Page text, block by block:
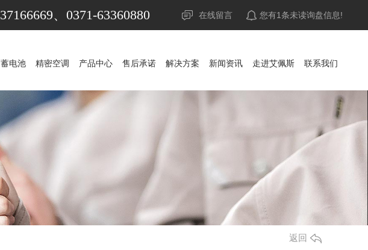
、0371-63360880 在线留言 您有1条未读询盘信息!
蓄电池
蓄电池
精密空调
精密空调
产品中心
产品中心
电源 UPS电源
山特UPS电源 山特UPS电源
科士达UPS电源
施耐德UPS电源
电池
耐力赛蓄电池
空调
维谛艾默生精密空调 维谛艾默生精密空调
压器 稳压器
雷器
售后承诺
售后承诺
解决方案
解决方案
新闻资讯
新闻资讯
公司新闻 公司新闻
时事聚焦 时事聚焦
其他
走进艾佩斯
走进艾佩斯
联系我们
联系我们
返回